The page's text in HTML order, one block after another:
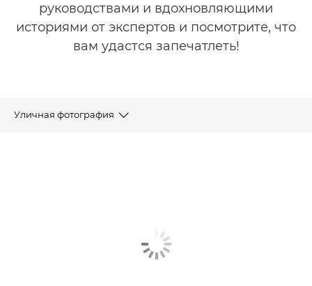
руководствами и вдохновляющими
историями от экспертов и посмотрите, что
вам удастся запечатлеть!
Уличная фотография